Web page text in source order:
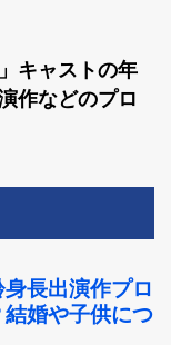
キャストの年
作などのプロ